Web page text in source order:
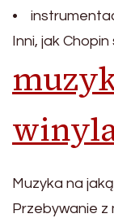
•
Inni, jak
Muzyka na
Przebywanie z